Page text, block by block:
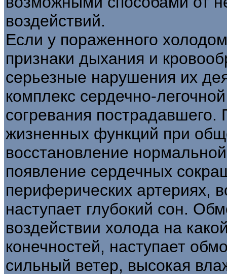
воздействий.
Если у пораженного
признаки дыхания и
серьезные нарушения их
комплекс сердечно-
согревания пострадавшего.
жизненных функций при
восстановление
появление сердечных
периферических артериях,
наступает глубокий сон.
воздействии холода на
конечностей, наступает
сильный ветер, высокая